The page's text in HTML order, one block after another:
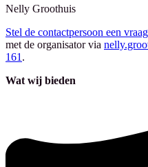
Nelly Groothuis
Stel de contactpersoon een vraag
met de organisator via
161 .
Wat wij bieden